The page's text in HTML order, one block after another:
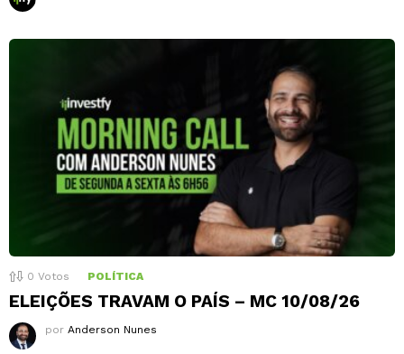
0 Votos POLÍTICA
ELEIÇÕES TRAVAM O PAÍS – MC 10/08/26
por Anderson Nunes